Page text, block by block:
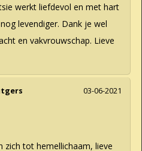
werkt liefdevol en met hart
levendiger. Dank je wel
en vakvrouwschap. Lieve
03-06-2021
zich tot hemellichaam, lieve